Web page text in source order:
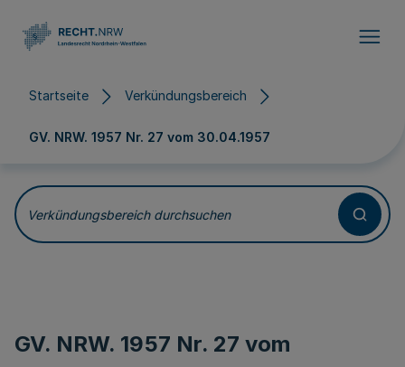
Startseite Verkündungsbereich
GV. NRW. 1957 Nr. 27 vom 30.04.1957
Verkündungsbereich durchsuchen
GV. NRW. 1957 Nr. 27 vom